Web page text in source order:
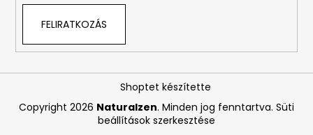
A
á
FELIRATKOZÁS
Shoptet készítette
Copyright 2026 Naturalzen. Minden jog fenntartva. Süti
beállítások szerkesztése